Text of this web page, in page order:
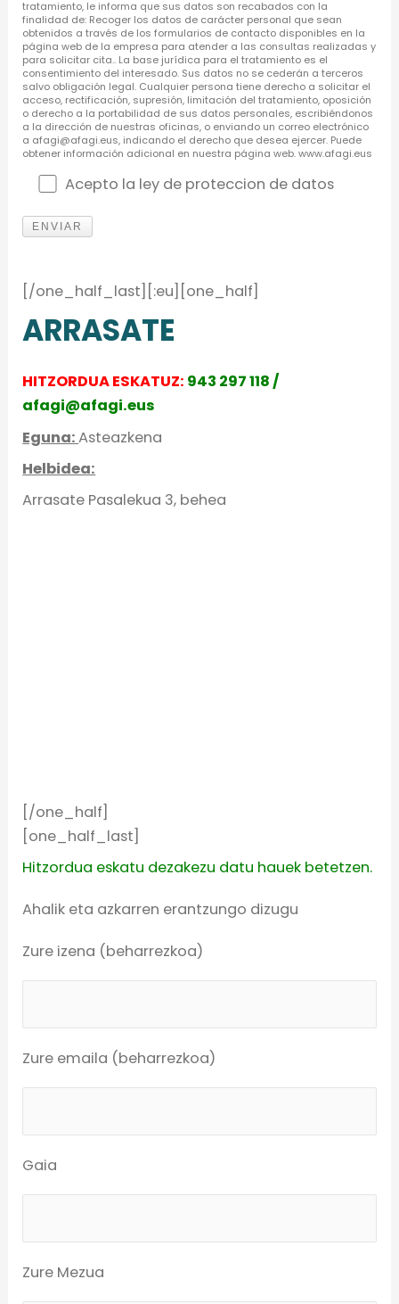
tratamiento, le informa que sus datos son recabados con la
finalidad de: Recoger los datos de carácter personal que sean
obtenidos a través de los formularios de contacto disponibles en la
página web de la empresa para atender a las consultas realizadas y
para solicitar cita.. La base jurídica para el tratamiento es el
consentimiento del interesado. Sus datos no se cederán a terceros
salvo obligación legal. Cualquier persona tiene derecho a solicitar el
acceso, rectificación, supresión, limitación del tratamiento, oposición
o derecho a la portabilidad de sus datos personales, escribiéndonos
a la dirección de nuestras oficinas, o enviando un correo electrónico
a afagi@afagi.eus, indicando el derecho que desea ejercer. Puede
obtener información adicional en nuestra página web. www.afagi.eus
Acepto la ley de proteccion de datos
[/one_half_last][:eu][one_half]
ARRASATE
HITZORDUA ESKATUZ: 943 297 118 /
afagi@afagi.eus
Eguna:Asteazkena
Helbidea:
Arrasate Pasalekua 3, behea
[/one_half]
[one_half_last]
Hitzordua eskatu dezakezu datu hauek betetzen.
Ahalik eta azkarren erantzungo dizugu
Zure izena (beharrezkoa)
Zure emaila (beharrezkoa)
Gaia
Zure Mezua